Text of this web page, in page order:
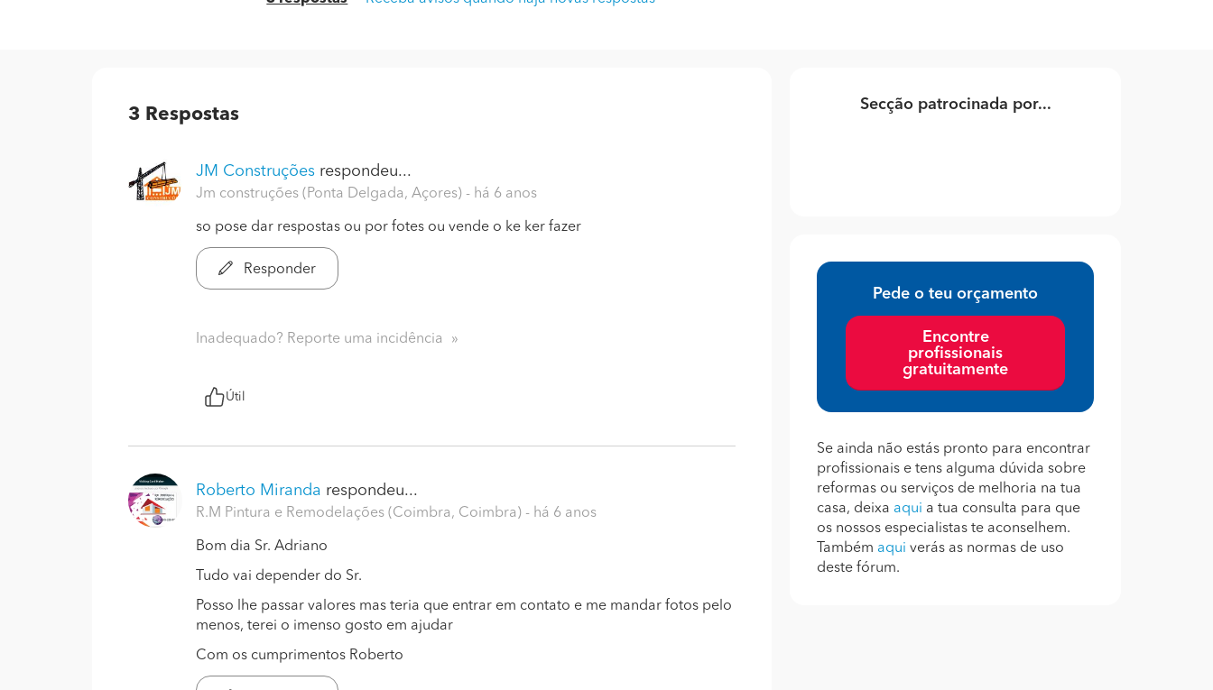
3 Respostas
JM Construções respondeu...
Jm construções (Ponta Delgada, Açores) - há 6 anos
so pose dar respostas ou por fotes ou vende o ke ker fazer
Responder
Inadequado? Reporte uma incidência
Útil
Roberto Miranda respondeu...
R.M Pintura e Remodelações (Coimbra, Coimbra) - há 6 anos
Bom dia Sr. Adriano
Tudo vai depender do Sr.
Posso lhe passar valores mas teria que entrar em contato e me mandar fotos pelo
menos, terei o imenso gosto em ajudar
Com os cumprimentos Roberto
Secção patrocinada por...
Pede o teu orçamento
Encontre
profissionais
gratuitamente
Se ainda não estás pronto para encontrar
profissionais e tens alguma dúvida sobre
reformas ou serviços de melhoria na tua
casa, deixa aqui a tua consulta para que
os nossos especialistas te aconselhem.
Também aqui verás as normas de uso
deste fórum.